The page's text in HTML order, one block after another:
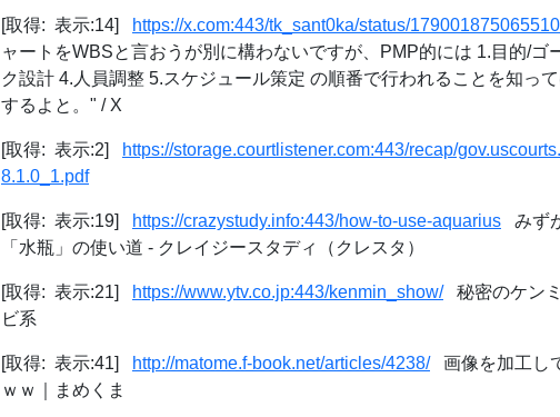
[取得: 表示:14] https://x.com:443/tk_sant0ka/status/
ャートをWBSと言おうが別に構わないですが、PMP的には 1.目的/ゴ
ク設計 4.人員調整 5.スケジュール策定 の順番で行われることを知っ
するよと。" / X
[取得: 表示:2]
https://storage.courtlistener.com:443/recap/
8.1.0_1.pdf
[取得: 表示:19] https://crazystudy.info:443/how-to-use-aquarius みず
「水瓶」の使い道 - クレイジースタディ（クレスタ）
[取得: 表示:21] https://www.ytv.co.jp:443/kenmin_show/秘密のケンミ
ビ系
[取得: 表示:41] http://matome.f-book.net/articles/4238/画像を加工し
ｗｗ｜まめくま